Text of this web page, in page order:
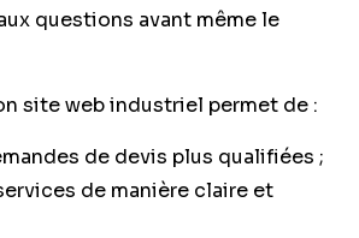
questions avant même le
site web industriel permet de :
de devis plus qualifiées ;
de manière claire et